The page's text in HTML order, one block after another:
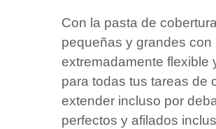
Con la pasta de
pequeñas y grandes
extremadamente flexible
para todas tus tareas de
extender incluso por
perfectos y afilados